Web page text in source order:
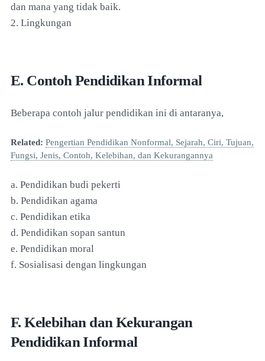
dan mana yang tidak baik.
2. Lingkungan
E. Contoh Pendidikan Informal
Beberapa contoh jalur pendidikan ini di antaranya,
Related: Pengertian Pendidikan Nonformal, Sejarah, Ciri, Tujuan,
Fungsi, Jenis, Contoh, Kelebihan, dan Kekurangannya
a. Pendidikan budi pekerti
b. Pendidikan agama
c. Pendidikan etika
d. Pendidikan sopan santun
e. Pendidikan moral
f. Sosialisasi dengan lingkungan
F. Kelebihan dan Kekurangan
Pendidikan Informal